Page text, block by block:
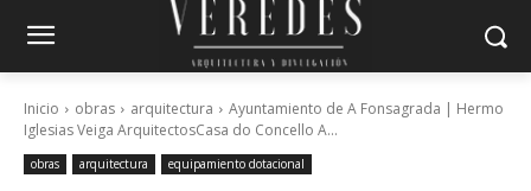
Inicio obras arquitectura
Ayuntamiento de A Fonsagrada | Hermo
Iglesias Veiga ArquitectosCasa do Concello A...
obras arquitectura equipamiento dotacional